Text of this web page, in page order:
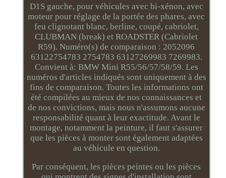
D1S gauche, pour véhicules avec bi-xénon, avec
moteur pour réglage de la portée des phares, avec
feu clignotant blanc, berline, coupé, cabriolet,
CLUBMAN (break) et ROADSTER (Cabriolet
R59). Numéro(s) de comparaison : 2052096
63122754783 2754783 63127269983 7269983.
Convient à: BMW Mini R55/56/57/58/59. Les
numéros d'articles indiqués sont uniquement à des
fins de comparaison. Toutes les informations ont
été compilées au mieux de nos connaissances et
de nos convictions, mais nous n'assumons aucune
responsabilité quant à leur exactitude. Avant le
montage, notamment la peinture, il faut s'assurer
que les pièces à monter sont également adaptées
au véhicule en question.
Par conséquent, les pièces peintes ou les pièces